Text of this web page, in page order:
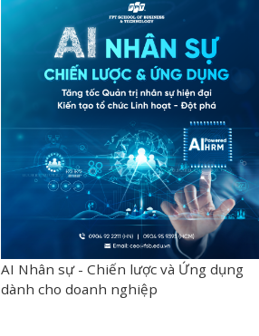
AI Nhân sự - Chiến lược và Ứng dụng
dành cho doanh nghiệp